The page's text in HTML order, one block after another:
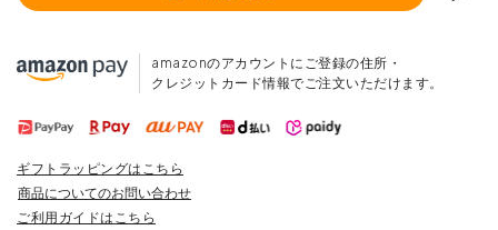
amazonのアカウントにご登録の住所・
クレジットカード情報でご注文いただけます。
ギフトラッピングはこちら
商品についてのお問い合わせ
ご利用ガイドはこちら